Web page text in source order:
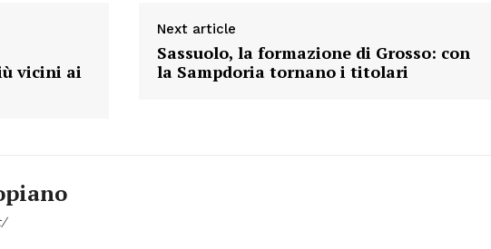
SPORT
vicini ai
Next article
Sassuolo, la formazione di Grosso: con
la Sampdoria tornano i titolari